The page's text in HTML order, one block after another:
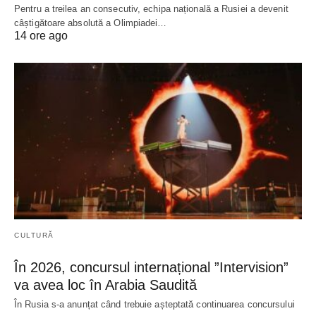
Pentru a treilea an consecutiv, echipa națională a Rusiei a devenit
câștigătoare absolută a Olimpiadei…
14 ore ago
CULTURĂ
În 2026, concursul internațional ”Intervision”
va avea loc în Arabia Saudită
În Rusia s-a anunțat când trebuie așteptată continuarea concursului